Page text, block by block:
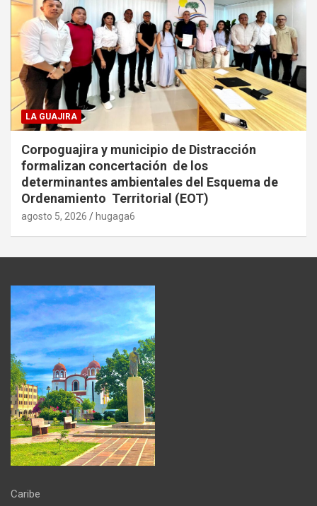
LA GUAJIRA
Corpoguajira y municipio de Distracción
formalizan concertación de los
determinantes ambientales del Esquema de
Ordenamiento Territorial (EOT)
agosto 5, 2026 hugaga6
Caribe